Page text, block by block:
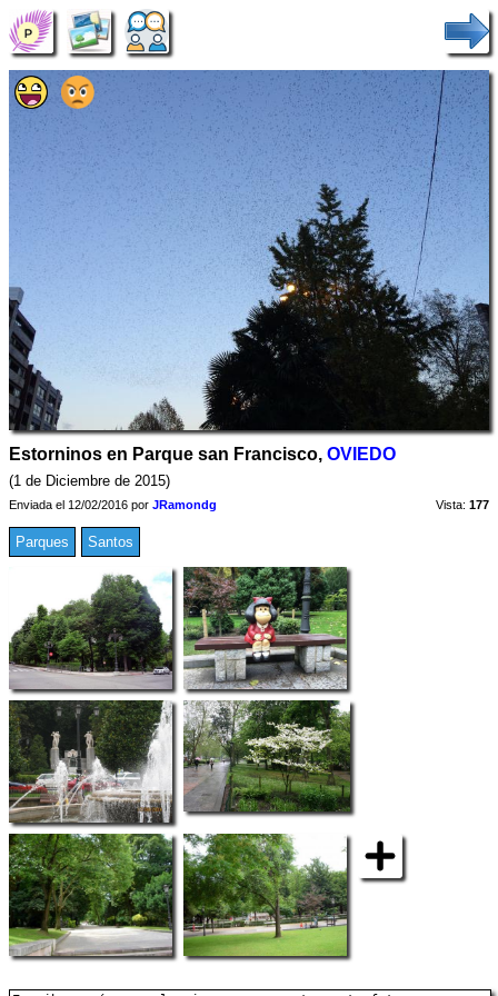
Estorninos en Parque san Francisco, OVIEDO
(1 de Diciembre de 2015)
Enviada el 12/02/2016 por JRamondg Vista: 177
Parques Santos